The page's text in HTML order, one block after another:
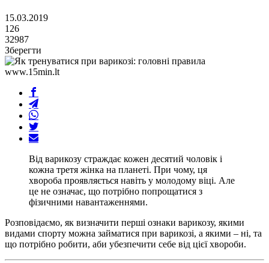
15.03.2019
126
32987
Зберегти
www.15min.lt
Від варикозу страждає кожен десятий чоловік і
кожна третя жінка на планеті. При чому, ця
хвороба проявляється навіть у молодому віці. Але
це не означає, що потрібно попрощатися з
фізичними навантаженнями.
Розповідаємо, як визначити перші ознаки варикозу, якими
видами спорту можна займатися при варикозі, а якими – ні, та
що потрібно робити, аби убезпечити себе від цієї хвороби.